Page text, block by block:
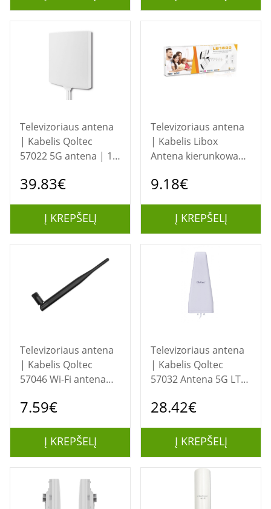
Televizoriaus antena
| Kabelis Qoltec
57022 5G antena | 14
39.83€
Į KREPŠELĮ
Televizoriaus antena
| Kabelis Libox
Antena kierunkowa
Z FILTREM LTE LB1600
Lauke 18 dB
9.18€
Į KREPŠELĮ
Televizoriaus antena
| Kabelis Qoltec
57046 Wi-Fi antena
GHz | 5dBi |
7.59€
Į KREPŠELĮ
Televizoriaus antena
| Kabelis Qoltec
57032 Antena 5G LTE
28.42€
Į KREPŠELĮ